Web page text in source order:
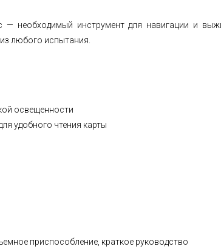
необходимый инструмент для навигации и
любого испытания.
освещенности
удобного чтения карты
приспособление, краткое руководство